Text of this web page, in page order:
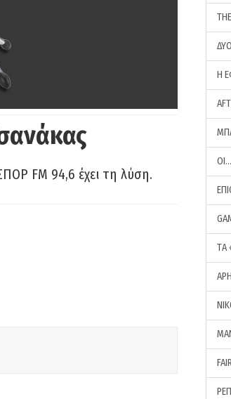
FM 94,6 έχει τη λύση.
Η
ΤA